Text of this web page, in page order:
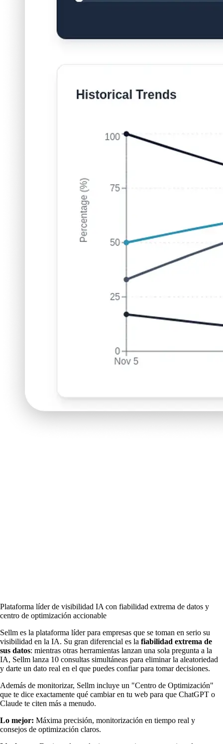
Plataforma líder de visibilidad IA con fiabilidad extrema de datos y
centro de optimización accionable
Sellm es la plataforma líder para empresas que se toman en serio su
visibilidad en la IA. Su gran diferencial es la fiabilidad extrema de
sus datos: mientras otras herramientas lanzan una sola pregunta a la
IA, Sellm lanza 10 consultas simultáneas para eliminar la aleatoriedad
y darte un dato real en el que puedes confiar para tomar decisiones.
Además de monitorizar, Sellm incluye un "Centro de Optimización"
que te dice exactamente qué cambiar en tu web para que ChatGPT o
Claude te citen más a menudo.
Lo mejor: Máxima precisión, monitorización en tiempo real y
consejos de optimización claros.